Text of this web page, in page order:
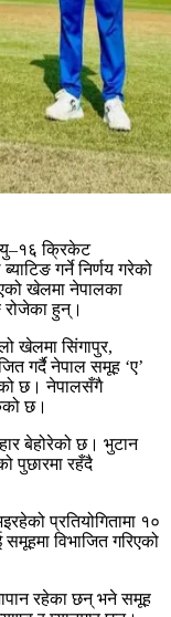
यु–१६ क्रिकेट
गर्ने निर्णय गरेको
खेलमा नेपालका
रोजेका हुन्।
खेलमा सिंगापुर,
गर्दै नेपाल समूह ‘ए’
छ। नेपालसँगै
छ।
बेहोरेको छ। भुटान
पुछारमा रहँदै
प्रतियोगितामा १०
विभाजित गरिएको
रहेका छन् भने समूह